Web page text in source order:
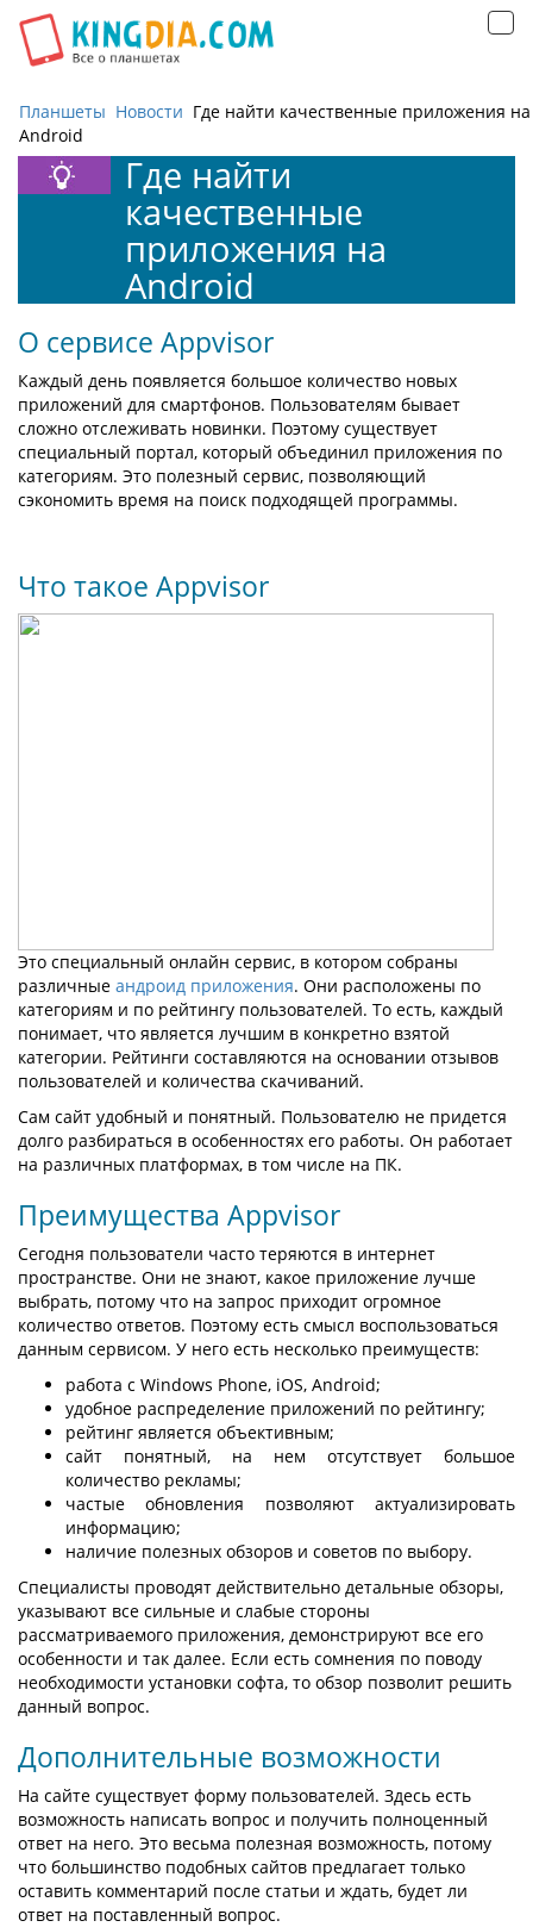
Планшеты Новости Где найти качественные приложения на
Android
Где найти
качественные
приложения на
Android
О сервисе Appvisor
Каждый день появляется большое количество новых
приложений для смартфонов. Пользователям бывает
сложно отслеживать новинки. Поэтому существует
специальный портал, который объединил приложения по
категориям. Это полезный сервис, позволяющий
сэкономить время на поиск подходящей программы.
Что такое Appvisor
Это специальный онлайн сервис, в котором собраны
различные андроид приложения. Они расположены по
категориям и по рейтингу пользователей. То есть, каждый
понимает, что является лучшим в конкретно взятой
категории. Рейтинги составляются на основании отзывов
пользователей и количества скачиваний.
Сам сайт удобный и понятный. Пользователю не придется
долго разбираться в особенностях его работы. Он работает
на различных платформах, в том числе на ПК.
Преимущества Appvisor
Сегодня пользователи часто теряются в интернет
пространстве. Они не знают, какое приложение лучше
выбрать, потому что на запрос приходит огромное
количество ответов. Поэтому есть смысл воспользоваться
данным сервисом. У него есть несколько преимуществ:
работа с Windows Phone, iOS, Android;
удобное распределение приложений по рейтингу;
рейтинг является объективным;
сайт понятный, на нем отсутствует большое
количество рекламы;
частые обновления позволяют актуализировать
информацию;
наличие полезных обзоров и советов по выбору.
Специалисты проводят действительно детальные обзоры,
указывают все сильные и слабые стороны
рассматриваемого приложения, демонстрируют все его
особенности и так далее. Если есть сомнения по поводу
необходимости установки софта, то обзор позволит решить
данный вопрос.
Дополнительные возможности
На сайте существует форму пользователей. Здесь есть
возможность написать вопрос и получить полноценный
ответ на него. Это весьма полезная возможность, потому
что большинство подобных сайтов предлагает только
оставить комментарий после статьи и ждать, будет ли
ответ на поставленный вопрос.